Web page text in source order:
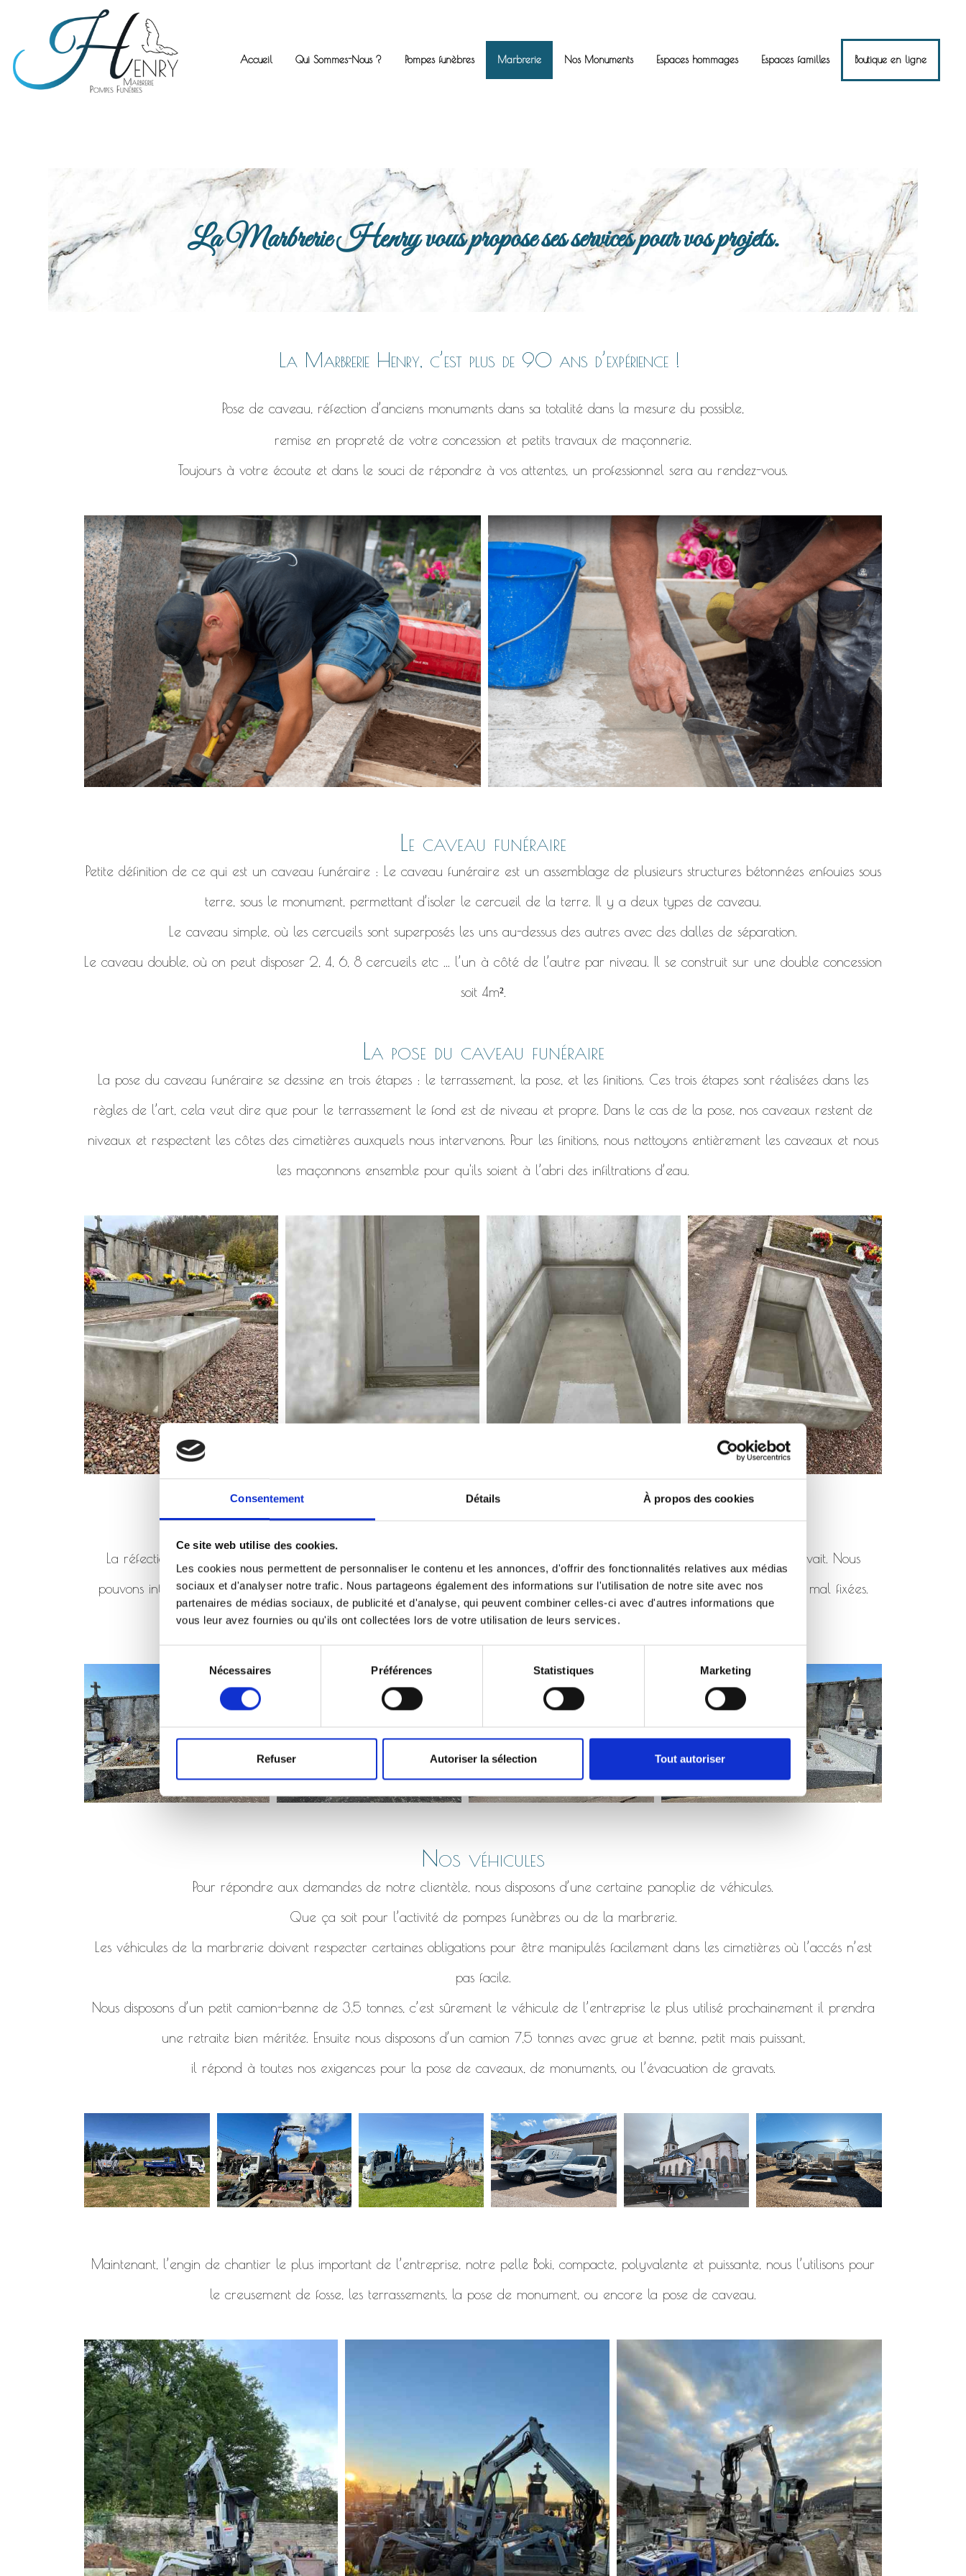
Consentement Détails À propos des cookies
Ce site web utilise des cookies.
Les cookies nous permettent de personnaliser le contenu et les annonces, d'offrir des fonctionnalités relatives aux médias
sociaux et d'analyser notre trafic. Nous partageons également des informations sur l'utilisation de notre site avec nos
partenaires de médias sociaux, de publicité et d'analyse, qui peuvent combiner celles-ci avec d'autres informations que
vous leur avez fournies ou qu'ils ont collectées lors de votre utilisation de leurs services.
consentement
Nécessaires Préférences Statistiques Marketing
Refuser Autoriser la sélection Tout autoriser
Accueil Qui Sommes-Nous ? Pompes funèbres Marbrerie Nos Monuments Espaces hommages Espaces familles Boutique en ligne
La Marbrerie Henry vous propose ses services pour vos projets.
La Marbrerie Henry, c’est plus de 90 ans d’expérience !
Pose de caveau, réfection d’anciens monuments dans sa totalité dans la mesure du possible,
remise en propreté de votre concession et petits travaux de maçonnerie.
Toujours à votre écoute et dans le souci de répondre à vos attentes, un professionnel sera au rendez-vous.
Le caveau funéraire
Petite définition de ce qui est un caveau funéraire : Le caveau funéraire est un assemblage de plusieurs structures bétonnées enfouies sous
terre, sous le monument, permettant d’isoler le cercueil de la terre. Il y a deux types de caveau.
Le caveau simple, où les cercueils sont superposés les uns au-dessus des autres avec des dalles de séparation.
Le caveau double, où on peut disposer 2, 4, 6, 8 cercueils etc ... l’un à côté de l’autre par niveau. Il se construit sur une double concession
soit 4m².
La pose du caveau funéraire
La pose du caveau funéraire se dessine en trois étapes : le terrassement, la pose, et les finitions. Ces trois étapes sont réalisées dans les
règles de l’art, cela veut dire que pour le terrassement le fond est de niveau et propre. Dans le cas de la pose, nos caveaux restent de
niveaux et respectent les côtes des cimetières auxquels nous intervenons. Pour les finitions, nous nettoyons entièrement les caveaux et nous
les maçonnons ensemble pour qu'ils soient à l’abri des infiltrations d’eau.
Réfection de monuments
La réfection de monument consiste à remettre au goût du jour un monument qui parfois n’a pas été posé comme il se devait. Nous
pouvons intervenir en réfection de monument pour un très grand nombre de demandes. Plaques de rhabillages cassées ou mal fixées.
Monument qui s’affaisse, bordure en béton fissuré etc.
Nos véhicules
Pour répondre aux demandes de notre clientèle, nous disposons d’une certaine panoplie de véhicules.
Que ça soit pour l’activité de pompes funèbres ou de la marbrerie.
Les véhicules de la marbrerie doivent respecter certaines obligations pour être manipulés facilement dans les cimetières où l’accés n’est
pas facile.
Nous disposons d’un petit camion-benne de 3,5 tonnes, c’est sûrement le véhicule de l’entreprise le plus utilisé prochainement il prendra
une retraite bien méritée. Ensuite nous disposons d’un camion 7,5 tonnes avec grue et benne, petit mais puissant,
il répond à toutes nos exigences pour la pose de caveaux, de monuments, ou l’évacuation de gravats.
Maintenant, l’engin de chantier le plus important de l’entreprise, notre pelle Boki, compacte, polyvalente et puissante, nous l’utilisons pour
le creusement de fosse, les terrassements, la pose de monument, ou encore la pose de caveau.